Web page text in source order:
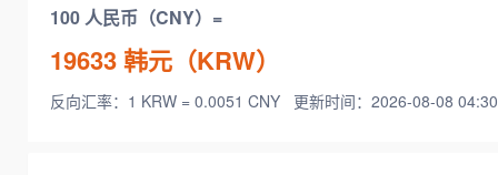
100 人民币（CNY）=
19633韩元（KRW）
反向汇率：1 KRW = 0.0051 CNY 更新时间：2026-08-08